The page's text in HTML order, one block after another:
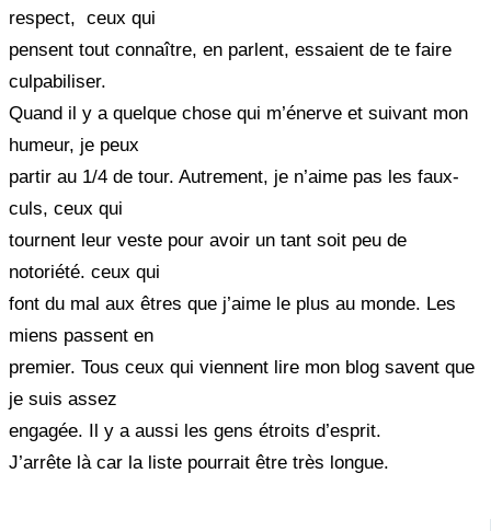
respect, ceux qui
pensent tout connaître, en parlent, essaient de te faire
culpabiliser.
Quand il y a quelque chose qui m’énerve et suivant mon
humeur, je peux
partir au 1/4 de tour. Autrement, je n’aime pas les faux-
culs, ceux qui
tournent leur veste pour avoir un tant soit peu de
notoriété. ceux qui
font du mal aux êtres que j’aime le plus au monde. Les
miens passent en
premier. Tous ceux qui viennent lire mon blog savent que
je suis assez
engagée. Il y a aussi les gens étroits d’esprit.
J’arrête là car la liste pourrait être très longue.